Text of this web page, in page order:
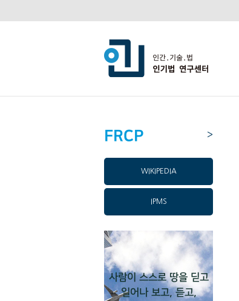
FRCP >
WIKIPEDIA
IPMS
사람이 스스로 땅을 딛고
일어나 보고, 듣고,